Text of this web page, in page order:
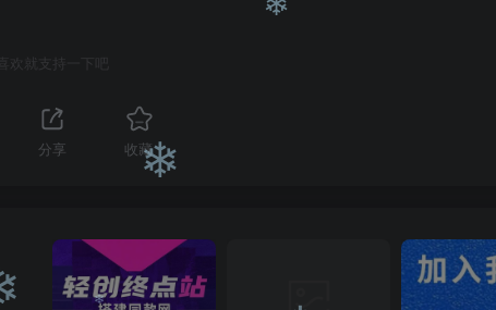
喜欢就支持一下吧
分享 收藏
❄
❄